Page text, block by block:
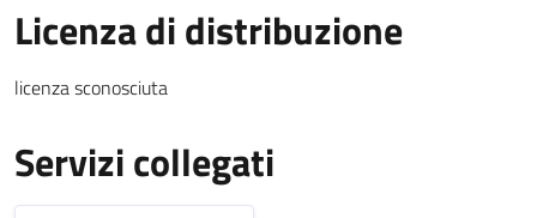
Licenza di distribuzione
licenza sconosciuta
Servizi collegati